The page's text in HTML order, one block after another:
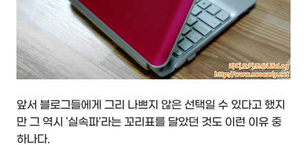
앞서 블로그들에게 그리 나쁘지 않은 선택일 수 있다고 했지
만 그 역시 '실속파'라는 꼬리표를 달았던 것도 이런 이유 중
하나다.